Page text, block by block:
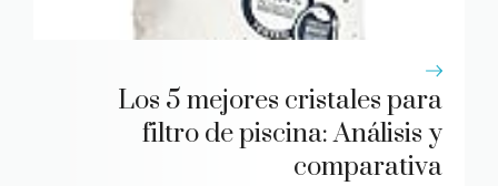
Los 5 mejores cristales para
filtro de piscina: Análisis y
comparativa